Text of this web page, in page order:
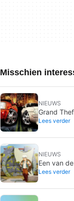
Misschien
NIEUWS
Grand
wijkt af
Lees verder
NIEUWS
Een van
afgelopen
Lees verder